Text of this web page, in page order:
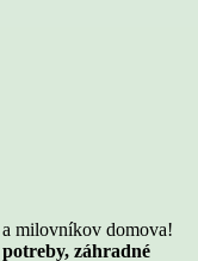
milovníkov domova!
záhradné